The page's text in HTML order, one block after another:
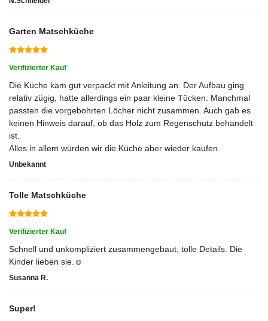
Garten Matschküche
Verifizierter Kauf
Die Küche kam gut verpackt mit Anleitung an. Der Aufbau ging
relativ zügig, hatte allerdings ein paar kleine Tücken. Manchmal
passten die vorgebohrten Löcher nicht zusammen. Auch gab es
keinen Hinweis darauf, ob das Holz zum Regenschutz behandelt
ist.
Alles in allem würden wir die Küche aber wieder kaufen.
Unbekannt
Tolle Matschküche
Verifizierter Kauf
Schnell und unkompliziert zusammengebaut, tolle Details. Die
Kinder lieben sie.☺️
Susanna R.
Super!